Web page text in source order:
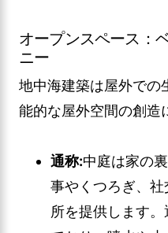
オープンスペース：
ニー
地中海建築は屋外での
能的な屋外空間の創造
通称:中庭は家の
事やくつろぎ、
所を提供します